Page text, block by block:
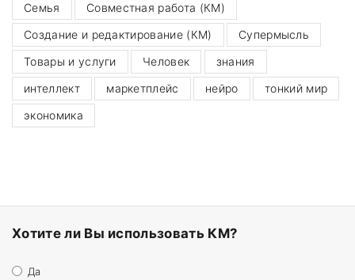
Семья
Совместная работа (КМ)
Создание и редактирование (КМ)
Супермысль
Товары и услуги
Человек
знания
интеллект
маркетплейс нейро
тонкий мир
экономика
Хотите ли Вы использовать КМ?
Да